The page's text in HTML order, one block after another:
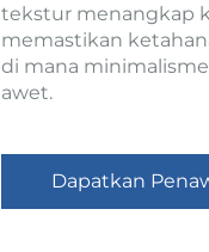
tekstur menangkap
memastikan
di mana
awet.
Dapatkan